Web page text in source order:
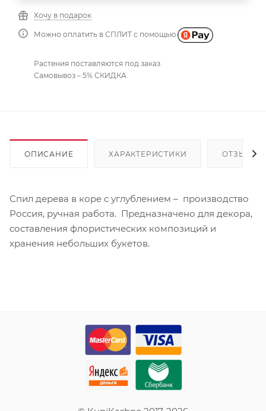
Хочу в подарок
Можно оплатить в СПЛИТ с помощью
Растения поставляются под заказ
Самовывоз – 5% СКИДКА
ОПИСАНИЕ ХАРАКТЕРИСТИКИ ОТЗЫВЫ
Спил дерева в коре с углублением – производство
Россия, ручная работа. Предназначено для декора,
составления флористических композиций и
хранения небольших букетов.